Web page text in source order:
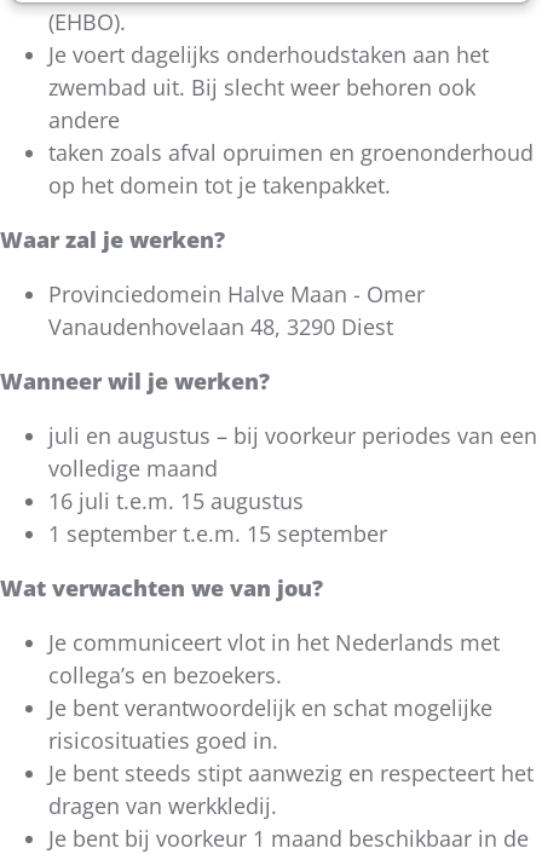
(EHBO).
Je voert dagelijks onderhoudstaken aan het
zwembad uit. Bij slecht weer behoren ook
andere
taken zoals afval opruimen en groenonderhoud
op het domein tot je takenpakket.
Waar zal je werken?
Provinciedomein Halve Maan - Omer
Vanaudenhovelaan 48, 3290 Diest
Wanneer wil je werken?
juli en augustus – bij voorkeur periodes van een
volledige maand
16 juli t.e.m. 15 augustus
1 september t.e.m. 15 september
Wat verwachten we van jou?
Je communiceert vlot in het Nederlands met
collega’s en bezoekers.
Je bent verantwoordelijk en schat mogelijke
risicosituaties goed in.
Je bent steeds stipt aanwezig en respecteert het
dragen van werkkledij.
Je bent bij voorkeur 1 maand beschikbaar in de